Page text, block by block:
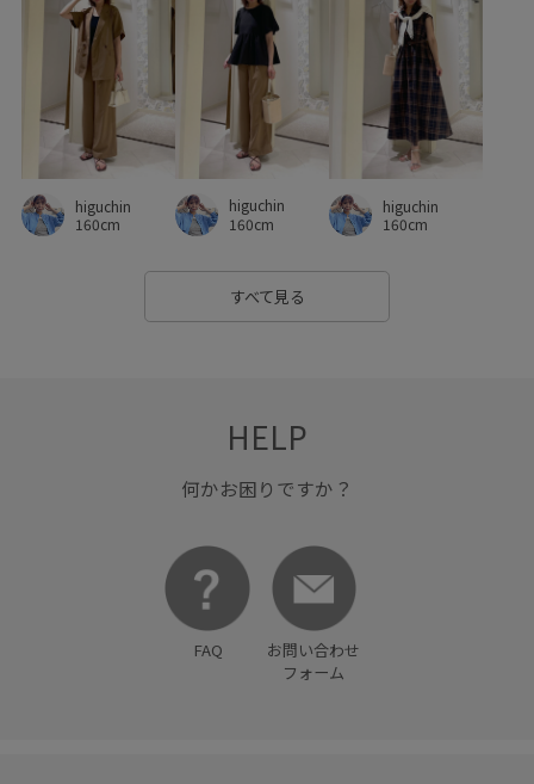
バランスが良い ビジネス フィット感 フェミニン
フォーマル フォーマルシーン フリーサイズ
ブラウス ベーシック ボートネック ポリウレタン
ポリエステル ポーチ ラインがきれい リラックス感
レイヤードスタイル ロングスカート ワイドパンツ
上品 伸縮性 優しい印象
切り替え 卒園式入学式 卒業式入学式
金ボタン 長財布
限定カラー
higuchin
160cm
higuchin
160cm
higuchin
160cm
すべて見る
HELP
何かお困りですか？
FAQ
お問い合わせ
フォーム